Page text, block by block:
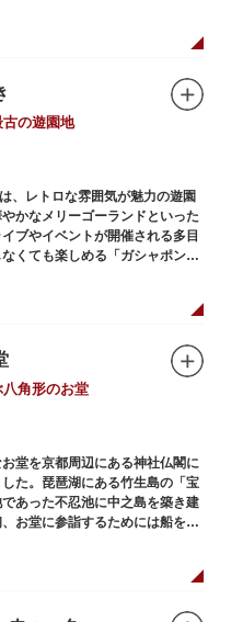
かで、店員さんとの会話も楽し
のひとつ。年末の叩き売りは風
次世界大戦後にできた闇市。多
、アメ横は満州からの復員兵が
商店街が形成されました。
飴を販売する屋台があったこと
ように。反対側のJR御徒町付近
店ができたので「アメリカ横丁
した。この2つのエリアが統合
ます。
古の遊園地
、レトロな雰囲気が魅力の遊園
かなメリーゴーランドといった
ブやイベントが開催される多目
くても楽しめる「ガシャポンの
ざまな娯楽を楽しめる浅草の
生しました。明治時代に入ると
示などでも評判に。全国有数の
戦後は遊園地として再開し、温
ションや雰囲気で人気のスポッ
とのりもの料が無料で、年齢や
もの遊園地デビューにもぴった
角形のお堂
堂を京都周辺にある神社仏閣に
た。琵琶湖にある竹生島の「宝
あった不忍池に中之島を築き建
お堂に参詣するためには船を使
橋がかけられました。不忍池の
物になったと言われ、7月から8